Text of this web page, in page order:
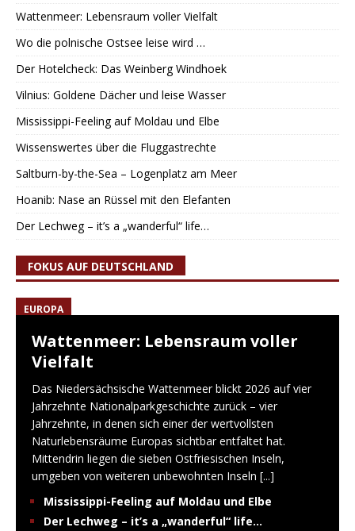
Wattenmeer: Lebensraum voller Vielfalt
Wo die polnische Ostsee leise wird …
Der Hotelcheck: Das Weinberg Windhoek
Vilnius: Goldene Dächer und leise Wasser
Mississippi-Feeling auf Moldau und Elbe
Wissenswertes über die Fluggastrechte
Saltburn-by-the-Sea – Logenplatz am Meer
Hoanib: Nase an Rüssel mit den Elefanten
Der Lechweg – it’s a „wanderful“ life…
FOKUS AUF DEUTSCHLAND
EUROPA
Wattenmeer: Lebensraum voller
Vielfalt
Das Niedersächsische Wattenmeer blickt 2026 auf vier
Jahrzehnte Nationalparkgeschichte zurück – vier
Jahrzehnte, in denen sich einer der wertvollsten
Naturlebensräume Europas sichtbar entfaltet hat.
Mittendrin liegen die sieben Ostfriesischen Inseln,
umgeben von weiteren unbewohnten Inseln [...]
Mississippi-Feeling auf Moldau und Elbe
Der Lechweg – it’s a „wanderful“ life…